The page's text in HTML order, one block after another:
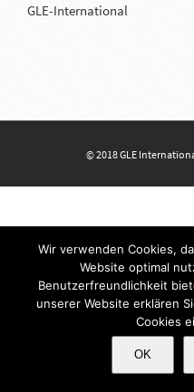
GLE-International
© 2018 GLE
Wir verwenden Cookies,
Website optimal
Benutzerfreundlichkeit
unserer Website erklären
Cookies
OK